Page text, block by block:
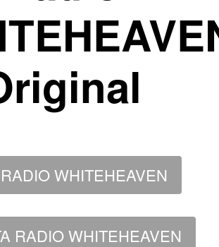
WHITEHEAVEN
RADIO WHITEHEAVEN